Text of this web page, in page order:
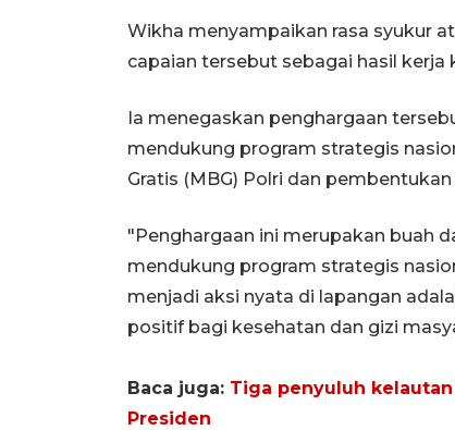
Wikha menyampaikan rasa syukur
capaian tersebut sebagai hasil kerja
Ia menegaskan penghargaan
mendukung program strategis
Gratis (MBG) Polri dan pembentukan
"Penghargaan ini merupakan buah
mendukung program strategis
menjadi aksi nyata di lapangan
positif bagi kesehatan dan gizi
Baca juga: Tiga penyuluh
Presiden